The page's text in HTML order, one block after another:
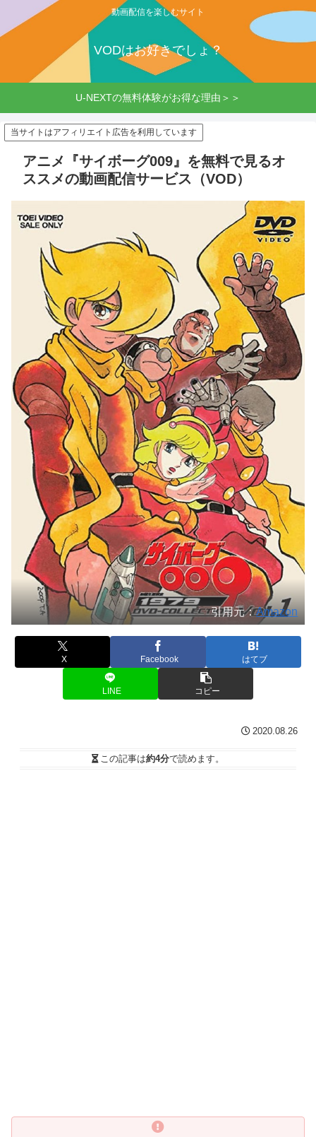
動画配信を楽しむサイト
VODはお好きでしょ？
U-NEXTの無料体験がお得な理由＞＞
当サイトはアフィリエイト広告を利用しています
アニメ『サイボーグ009』を無料で見るオ
ススメの動画配信サービス（VOD）
引用元：Amazon
X Facebook はてブ
LINE コピー
2020.08.26
この記事は約4分で読めます。